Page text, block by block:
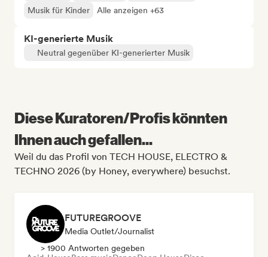
Musik für Kinder
Alle anzeigen +63
KI-generierte Musik
Neutral gegenüber KI-generierter Musik
Diese Kuratoren/Profis könnten
Ihnen auch gefallen...
Weil du das Profil von TECH HOUSE, ELECTRO &
TECHNO 2026 (by Honey, everywhere) besuchst.
FUTUREGROOVE
Media Outlet/Journalist
> 1900 Antworten gegeben